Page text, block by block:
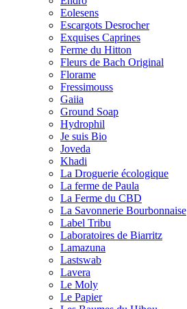
Eolesens
Escargots Desrocher
Exquises Caprines
Ferme du Hitton
Fleurs de Bach Original
Florame
Fressimouss
Gaiia
Ground Soap
Hydrophil
Je suis Bio
Joveda
Khadi
La Droguerie écologique
La ferme de Paula
La Ferme du CBD
La Savonnerie Bourbonnaise
Label Tribu
Laboratoires de Biarritz
Lamazuna
Lastswab
Lavera
Le Moly
Le Papier